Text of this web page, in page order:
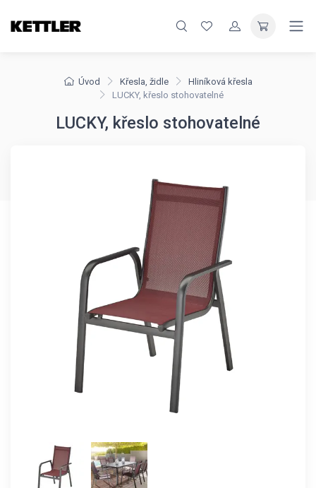
Úvod Křesla, židle
Hliníková křesla
LUCKY, křeslo stohovatelné
LUCKY, křeslo stohovatelné